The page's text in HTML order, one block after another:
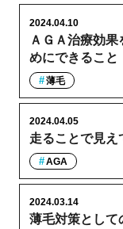
ＡＧＡ治療効
めにできること
2024.04.10
薄毛
走ることで見え
2024.04.05
AGA
薄毛対策として
2024.03.14